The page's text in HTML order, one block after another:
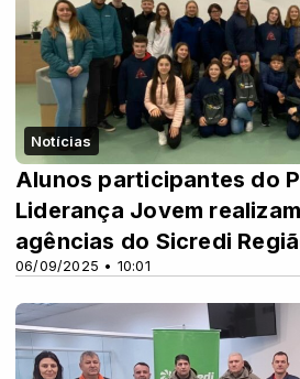
Notícias
06/09/2025 • 10:01
Alunos participantes do
Liderança Jovem
agências do Sicredi